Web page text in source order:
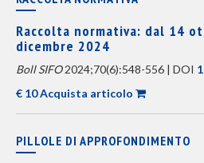
Raccolta normativa: dal 14
dicembre 2024
Boll SIFO2024;70(6):548-556 | DOI
€ 10 Acquista articolo
PILLOLE DI APPROFONDIMENTO